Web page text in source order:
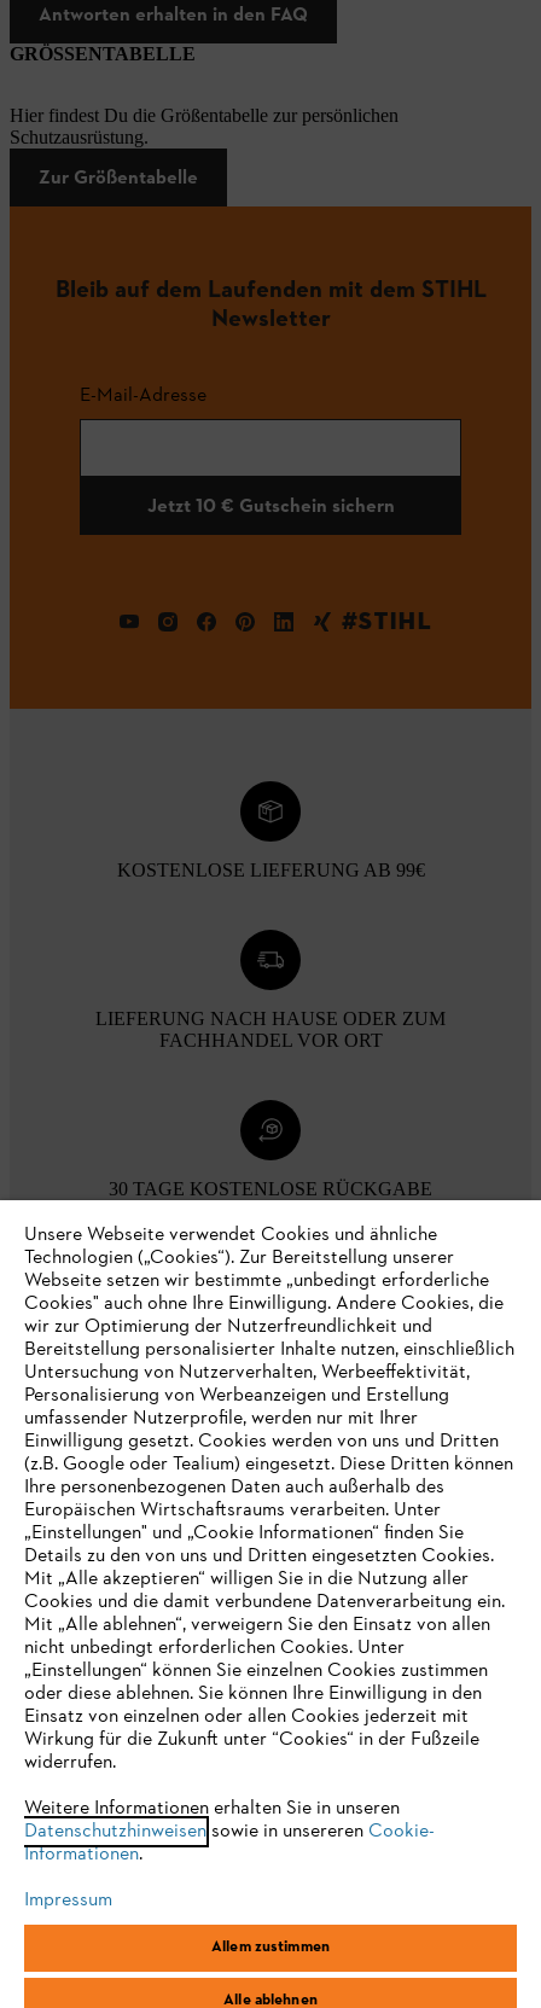
Antworten erhalten in den FAQ
GRÖSSENTABELLE
Hier findest Du die Größentabelle zur persönlichen
Schutzausrüstung.
Zur Größentabelle
Bleib auf dem Laufenden mit dem STIHL
Newsletter
E-Mail-Adresse
Jetzt 10 € Gutschein sichern
#STIHL
KOSTENLOSE LIEFERUNG AB 99€
LIEFERUNG NACH HAUSE ODER ZUM
FACHHANDEL VOR ORT
30 TAGE KOSTENLOSE RÜCKGABE
Zahlungsmöglichkeiten
Unternehmen
Online Shop
Service
Allgemeine Geschäftsbedingungen
Impressum Cookies Rechtliche Informationen
STIHL Vertriebszentrale AG & Co. KG, D-64807 Dieburg
IHR BROWSER WIRD NICHT
UNTERSTÜTZT
eine optimale Nutzung unserer Seite empfehlen wir Ihnen, zu
einem der folgenden Browser zu wechseln:
Firefox Chrome
Unsere Webseite verwendet Cookies und ähnliche
Technologien („Cookies“). Zur Bereitstellung unserer
Webseite setzen wir bestimmte „unbedingt erforderliche
Cookies" auch ohne Ihre Einwilligung. Andere Cookies, die
wir zur Optimierung der Nutzerfreundlichkeit und
Bereitstellung personalisierter Inhalte nutzen, einschließlich
Untersuchung von Nutzerverhalten, Werbeeffektivität,
Personalisierung von Werbeanzeigen und Erstellung
umfassender Nutzerprofile, werden nur mit Ihrer
Einwilligung gesetzt. Cookies werden von uns und Dritten
(z.B. Google oder Tealium) eingesetzt. Diese Dritten können
Ihre personenbezogenen Daten auch außerhalb des
Europäischen Wirtschaftsraums verarbeiten. Unter
„Einstellungen" und „Cookie Informationen“ finden Sie
Details zu den von uns und Dritten eingesetzten Cookies.
Mit „Alle akzeptieren“ willigen Sie in die Nutzung aller
Cookies und die damit verbundene Datenverarbeitung ein.
Mit „Alle ablehnen“, verweigern Sie den Einsatz von allen
nicht unbedingt erforderlichen Cookies. Unter
„Einstellungen“ können Sie einzelnen Cookies zustimmen
oder diese ablehnen. Sie können Ihre Einwilligung in den
Einsatz von einzelnen oder allen Cookies jederzeit mit
Wirkung für die Zukunft unter “Cookies“ in der Fußzeile
widerrufen.
Weitere Informationen erhalten Sie in unseren
Datenschutzhinweisensowie in unsereren Cookie-
Informationen.
Impressum
Allem zustimmen
Alle ablehnen